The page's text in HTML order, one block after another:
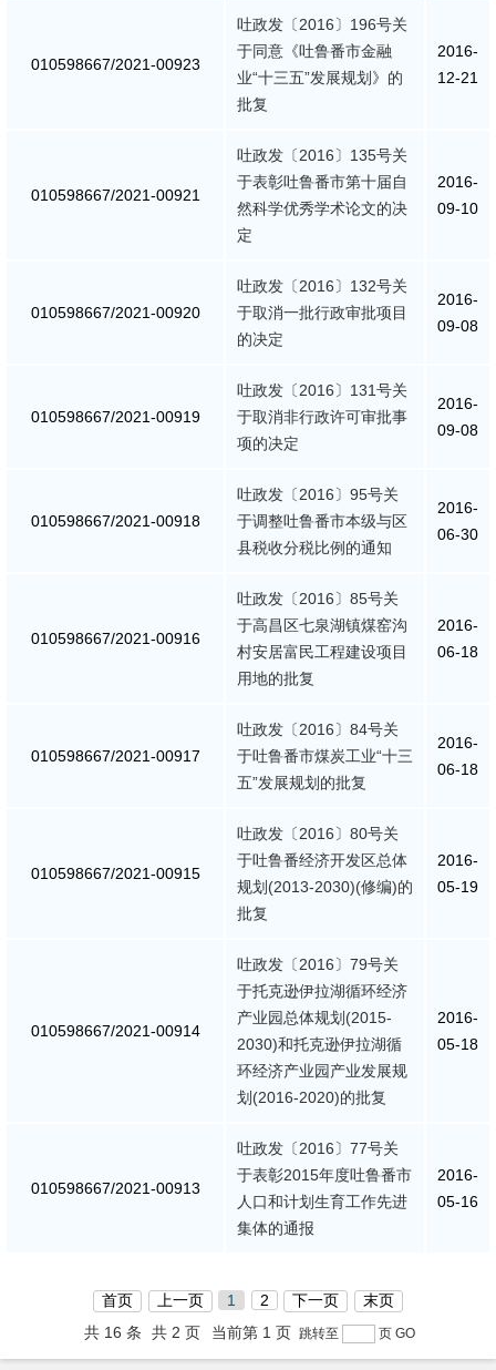
010598667/2021-00923
吐政发〔2016〕196号关
于同意《吐鲁番市金融
业“十三五”发展规划》的
批复
2016-
12-21
010598667/2021-00921
吐政发〔2016〕135号关
于表彰吐鲁番市第十届自
然科学优秀学术论文的决
定
2016-
09-10
010598667/2021-00920
吐政发〔2016〕132号关
于取消一批行政审批项目
的决定
2016-
09-08
010598667/2021-00919
吐政发〔2016〕131号关
于取消非行政许可审批事
项的决定
2016-
09-08
010598667/2021-00918
吐政发〔2016〕95号关
于调整吐鲁番市本级与区
县税收分税比例的通知
2016-
06-30
010598667/2021-00916
吐政发〔2016〕85号关
于高昌区七泉湖镇煤窑沟
村安居富民工程建设项目
用地的批复
2016-
06-18
010598667/2021-00917
吐政发〔2016〕84号关
于吐鲁番市煤炭工业“十三
五”发展规划的批复
2016-
06-18
010598667/2021-00915
吐政发〔2016〕80号关
于吐鲁番经济开发区总体
规划(2013-2030)(修编)的
批复
2016-
05-19
010598667/2021-00914
吐政发〔2016〕79号关
于托克逊伊拉湖循环经济
产业园总体规划(2015-
2030)和托克逊伊拉湖循
环经济产业园产业发展规
划(2016-2020)的批复
2016-
05-18
010598667/2021-00913
吐政发〔2016〕77号关
于表彰2015年度吐鲁番市
人口和计划生育工作先进
集体的通报
2016-
05-16
首页 上一页 1 2 下一页
末页
共 16 条
共 2 页 当前第 1 页 跳转至 页 GO